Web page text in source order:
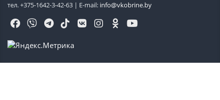
тел. +375-1642-3-42-63 | E-mail: info@vkobrine.by